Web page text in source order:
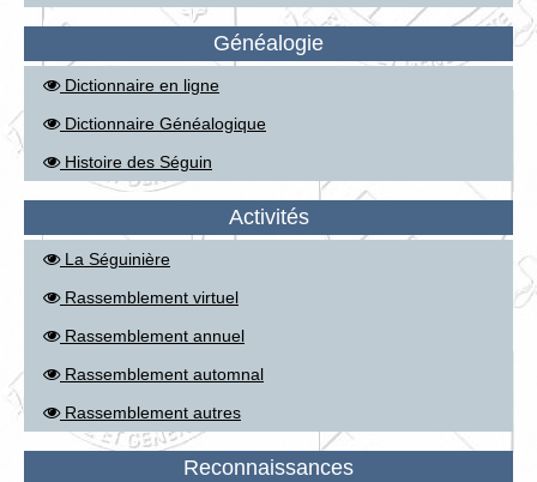
Généalogie
Dictionnaire en ligne
Dictionnaire Généalogique
Histoire des Séguin
Activités
La Séguinière
Rassemblement virtuel
Rassemblement annuel
Rassemblement automnal
Rassemblement autres
Reconnaissances